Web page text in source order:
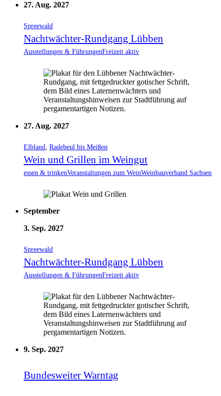
27. Aug. 2027
Spreewald
Nachtwächter-Rundgang Lübben
Ausstellungen & FührungenFreizeit aktiv
27. Aug. 2027
Elbland, Radebeul bis Meißen
Wein und Grillen im Weingut
essen & trinkenVeranstaltungen zum WeinWeinbauverband Sachsen
September
3. Sep. 2027
Spreewald
Nachtwächter-Rundgang Lübben
Ausstellungen & FührungenFreizeit aktiv
9. Sep. 2027
Bundesweiter Warntag